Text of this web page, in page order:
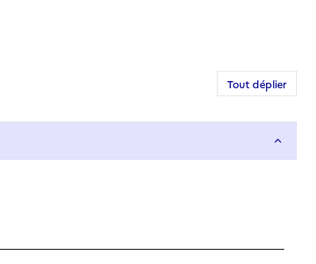
Tout déplier